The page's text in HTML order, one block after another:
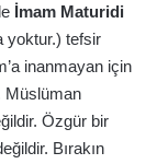
İmam Maturidi
yoktur.) tefsir
inanmayan için
Müslüman
Özgür bir
Bırakın